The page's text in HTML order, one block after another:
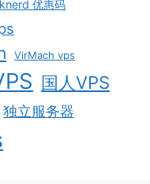
优惠码
VirMach vps
国人VPS
独立服务器